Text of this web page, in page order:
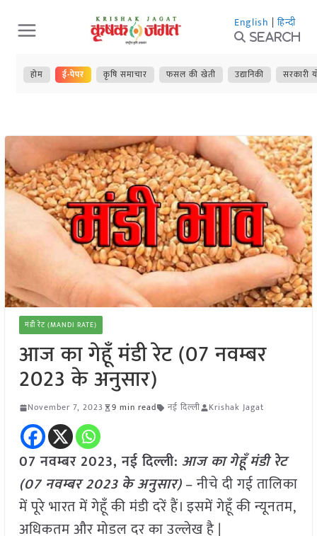
Skip
to
content
English | हिन्दी
Search
होम ई-पेपर कृषि समाचार फसल की खेती उद्यानिकी सरकारी
मंडी रेट (MANDI RATE)
आज का गेहूँ मंडी रेट (07 नवम्बर
2023 के अनुसार)
November 7, 2023 9 min read नई दिल्ली Krishak Jagat
07 नवम्बर 2023, नई दिल्ली: आज का गेहूँमंडी रेट
(07 नवम्बर2023 के अनुसार)– नीचे दी गई तालिका
में पूरे भारत में गेहूँ की मंडी दरें हैं। इसमें गेहूँ की न्यूनतम,
अधिकतम और मोडल दर का उल्लेख है |